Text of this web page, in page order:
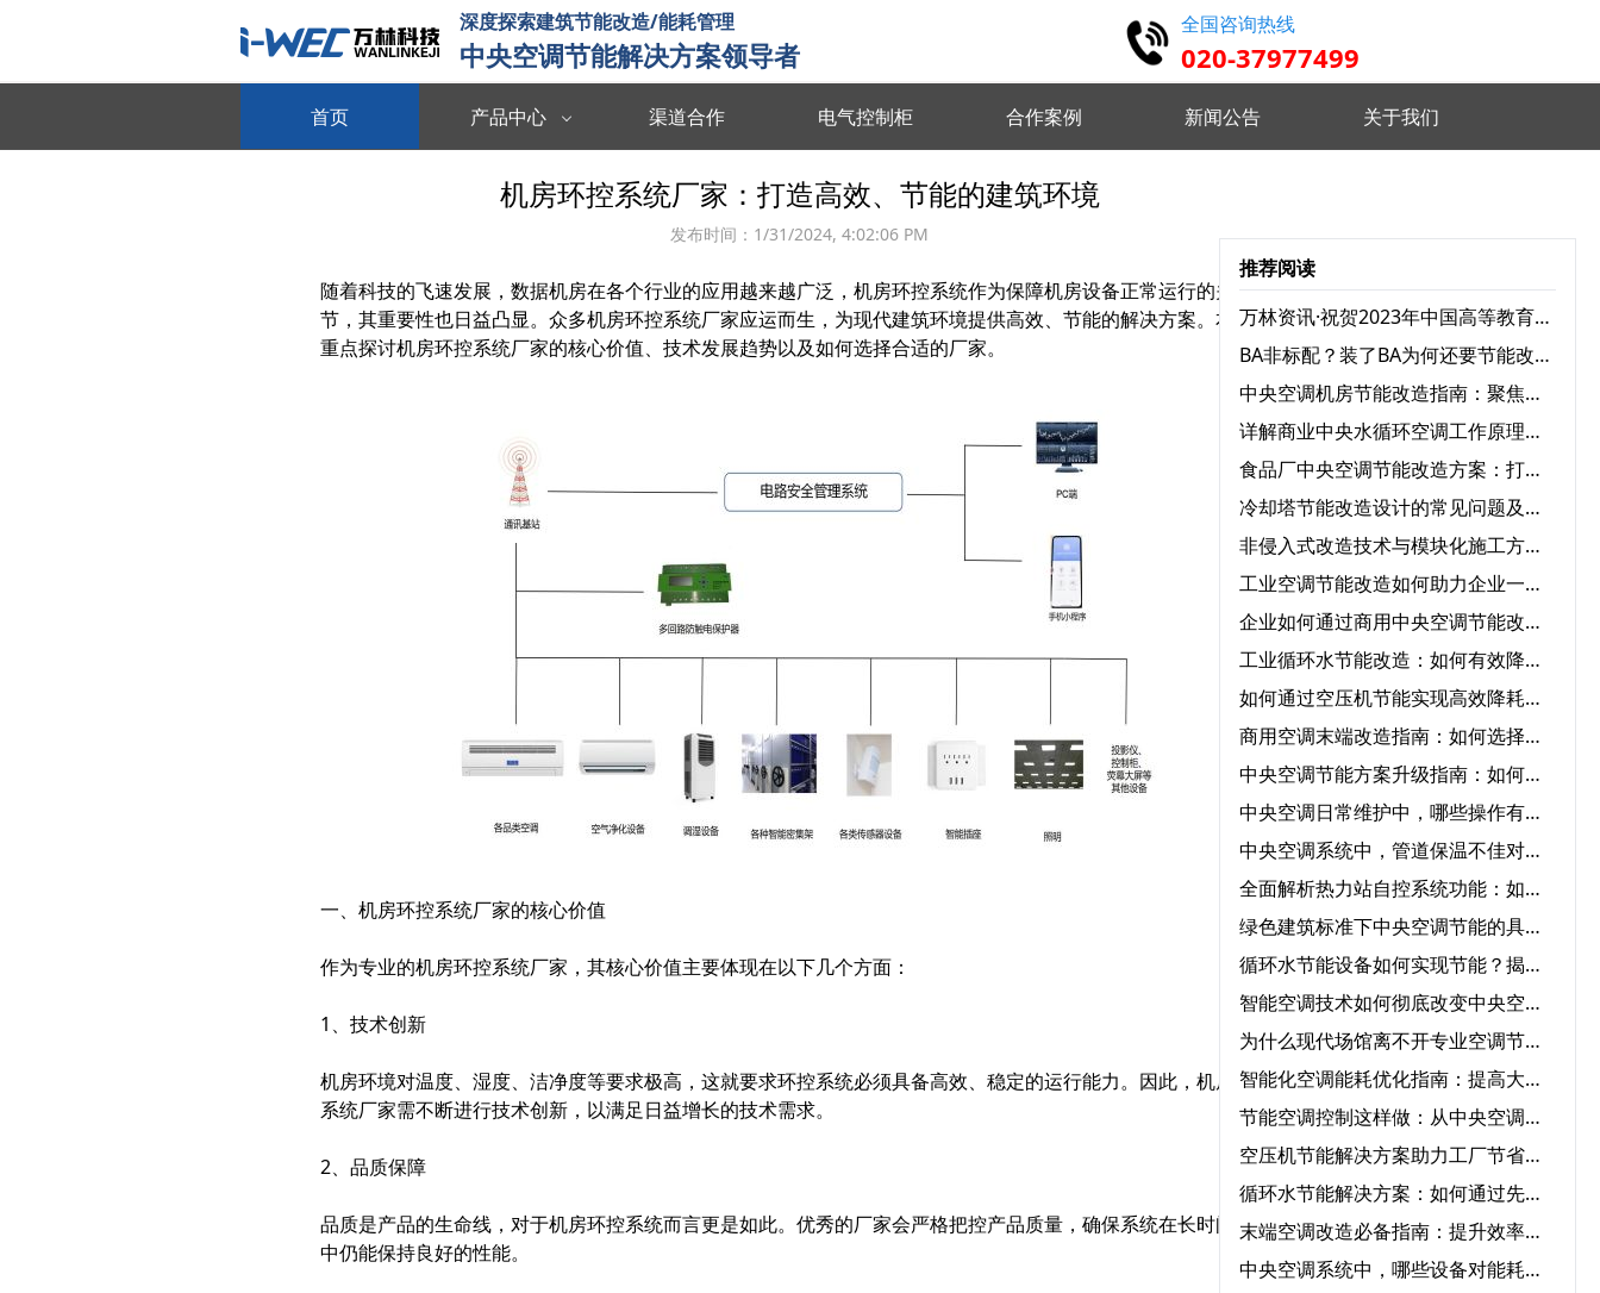
深度探索建筑节能改造/能耗管理
中央空调节能解决方案领导者
全国咨询热线
020-37977499
首页 产品中心
跨系统协同 全域数据整合 多维度分析决策
数据中台
海量数据集成/管理/分析/共享
数字孪生
全要素可视化 高精度仿真 设计认证维护
动态数据采集 需求智能调控 多能源协同管理 运行习惯分析 数据驱动决策 提升管理效率 故障预测识别 实时监控分析 优化设备状态
智慧节能 智慧暖通 智慧消防
监控运行状态 识别安全隐患 提升设备效率
视频诊断
多维度数据分析 自定义监测需求 灵活配置任务
远程自动控制 统一集中管理 自动调节温度
渠道合作 电气控制柜 合作案例 新闻公告 关于我们
机房环控系统厂家：打造高效、节能的建筑环境
发布时间： 1/31/2024, 4:02:06 PM
随着科技的飞速发展，数据机房在各个行业的应用越来越广泛，机房环控系统作为保障机房设备正常运行的关键环
节，其重要性也日益凸显。众多机房环控系统厂家应运而生，为现代建筑环境提供高效、节能的解决方案。本文将
重点探讨机房环控系统厂家的核心价值、技术发展趋势以及如何选择合适的厂家。
一、机房环控系统厂家的核心价值
作为专业的机房环控系统厂家，其核心价值主要体现在以下几个方面：
1、技术创新
机房环境对温度、湿度、洁净度等要求极高，这就要求环控系统必须具备高效、稳定的运行能力。因此，机房环控
系统厂家需不断进行技术创新，以满足日益增长的技术需求。
2、品质保障
品质是产品的生命线，对于机房环控系统而言更是如此。优秀的厂家会严格把控产品质量，确保系统在长时间运行
中仍能保持良好的性能。
推荐阅读
万林资讯·祝贺2023年中国高等教育学会档案工作分会与广东省高校档案工作协会学术年会圆满召开
BA非标配？装了BA为何还要节能改造？
中央空调机房节能改造指南：聚焦三大耗电设备，实现能效跃升
详解商业中央水循环空调工作原理：为何舒适又高效？
食品厂中央空调节能改造方案：打造绿色节能生产环境
冷却塔节能改造设计的常见问题及解决方案
非侵入式改造技术与模块化施工方案在中央空调节能改造中的协同应用‌
工业空调节能改造如何助力企业一年节省50%能源成本？
企业如何通过商用中央空调节能改造实现低碳运营？
工业循环水节能改造：如何有效降低成本并提高效率？
如何通过空压机节能实现高效降耗与节能？
商用空调末端改造指南：如何选择节能改造公司提升冷暖效率
中央空调节能方案升级指南：如何快速实现节能转型？
中央空调日常维护中，哪些操作有助于降低能耗？‌
中央空调系统中，管道保温不佳对能耗的影响程度有多大？‌
全面解析热力站自控系统功能：如何优化供暖效率？‌
绿色建筑标准下中央空调节能的具体要求‌
循环水节能设备如何实现节能？揭秘核心技术与应用领域‌
智能空调技术如何彻底改变中央空调气流优化管理？‌
为什么现代场馆离不开专业空调节能服务？
智能化空调能耗优化指南：提高大型中央空调运行效率的必知方法‌
节能空调控制这样做：从中央空调全系统改造到智能能耗管理
空压机节能解决方案助力工厂节省能源成本‌
循环水节能解决方案：如何通过先进设备节省能源成本？‌
末端空调改造必备指南：提升效率、节能环保一步到位‌
中央空调系统中，哪些设备对能耗影响最大？‌